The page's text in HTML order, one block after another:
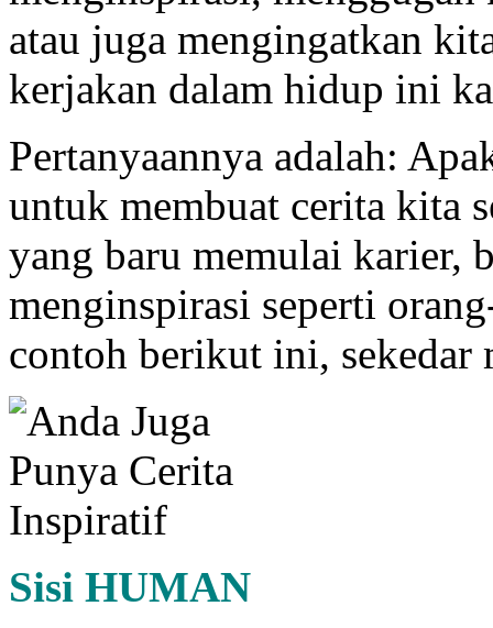
atau juga mengingatkan
kerjakan dalam hidup ini
Pertanyaannya adalah:
untuk membuat cerita kita
yang baru memulai karier,
menginspirasi seperti
contoh berikut ini, sekedar
Sisi HUMAN